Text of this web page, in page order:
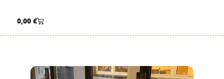
0,00 €